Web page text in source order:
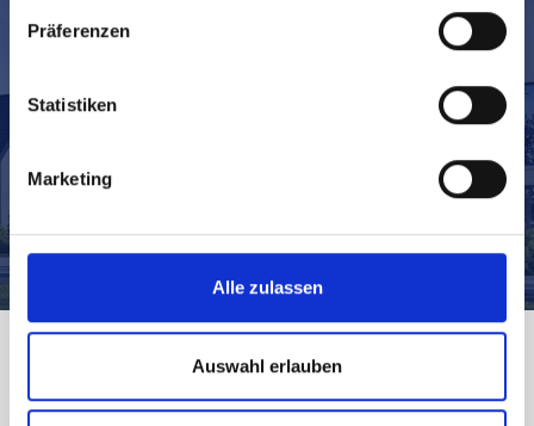
Präferenzen
Statistiken
Marketing
Alle zulassen
Auswahl erlauben
JETZT UNVERBINDLICH ANFRAGEN
Fragen und vereinbaren auf Wunsch ein erstes